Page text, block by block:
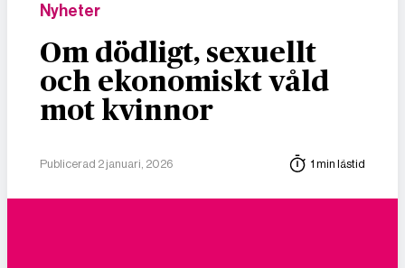
Nyheter
Om dödligt, sexuellt
och ekonomiskt våld
mot kvinnor
Publicerad 2 januari, 2026 1 min lästid